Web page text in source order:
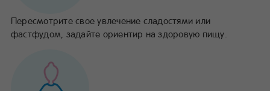
Пересмотрите свое увлечение сладостями или
фастфудом, задайте ориентир на здоровую пищу.